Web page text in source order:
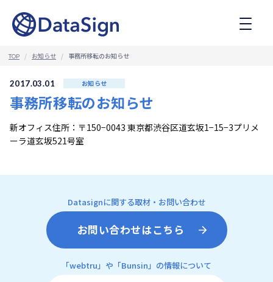
TOP お知らせ 事務所移転のお知らせ
2017.03.01 お知らせ
事務所移転のお知らせ
新オフィス住所：〒150−0043 東京都渋谷区道玄坂1−15−3プリメ
ーラ道玄坂521号室
Datasignに関する取材・お問い合わせ
お問い合わせはこちら
「webtru」や「Bunsin」の情報について